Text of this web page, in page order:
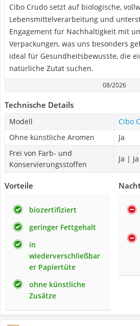
Cibo Crudo setzt auf biologische,
Lebensmittelverarbeitung und
Engagement für Nachhaltigkeit mit
Verpackungen, was uns besonders
ideal für Gesundheitsbewusste, die
natürliche Zutat suchen.
08/2026
Technische Details
Modell
Cibo
Ohne künstliche Aromen
Ja
Frei von Farb- und
Konservierungsstoffen
Ja | Ja
Vorteile
biozertifiziert
geringer Fettgehalt
in
wiederverschließbar
er Papiertüte
ohne künstliche
Zusätze